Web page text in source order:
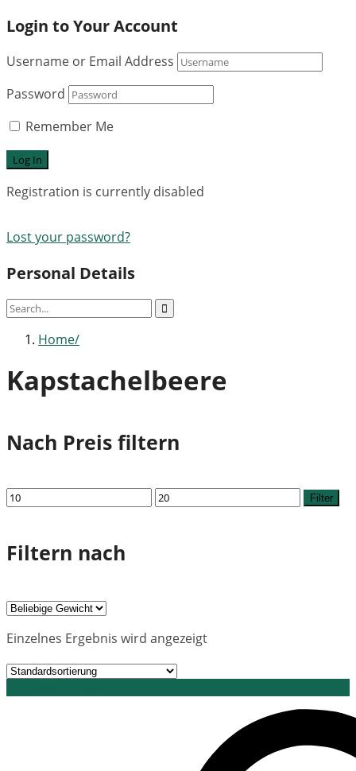
Login to Your Account
Username or Email Address
Password
Remember Me
Registration is currently disabled
Lost your password?
Personal Details
Home
Kapstachelbeere
Nach Preis filtern
Min.
Preis
Max.
Preis
Filter
Filtern nach
Einzelnes Ergebnis wird angezeigt